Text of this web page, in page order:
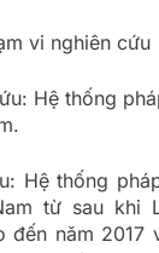
vi nghiên cứu
Hệ thống
Hệ thống
từ sau khi
đến năm 2017